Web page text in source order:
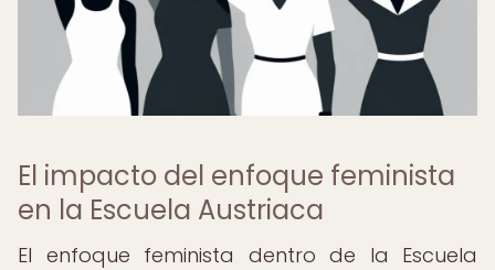
El impacto del enfoque feminista
en la Escuela Austriaca
El enfoque feminista dentro de la Escuela